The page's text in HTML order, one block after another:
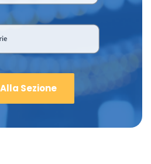
Sezione